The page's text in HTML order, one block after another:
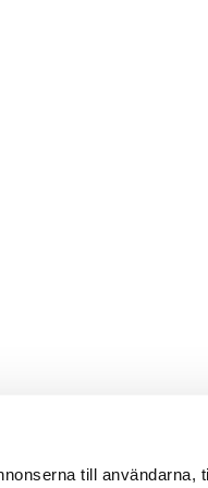
till användarna,
Leverans- och